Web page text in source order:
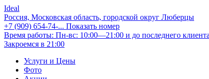
Ideal
Россия, Московская область, городской округ Люберцы
+7 (909) 654-74-... Показать номер
Время работы: Пн-вс: 10:00—21:00 и до последнего
Закроемся в 21:00
Услуги и Цены
Фото